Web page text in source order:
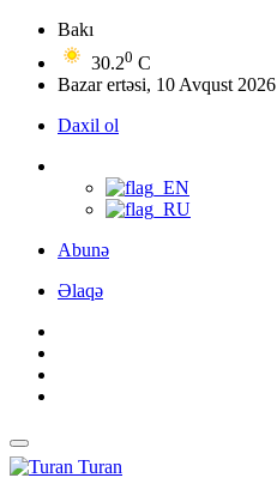
Bakı
30.20 C
Bazar ertəsi, 10 Avqust 2026
Daxil ol
Abunə
Əlaqə
Turan